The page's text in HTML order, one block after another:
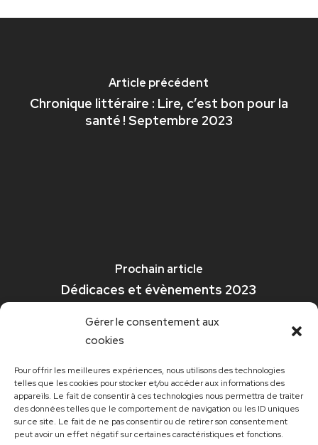
Gérer le consentement aux
cookies
Pour offrir les meilleures expériences, nous utilisons des technologies
telles que les cookies pour stocker et/ou accéder aux informations des
appareils. Le fait de consentir à ces technologies nous permettra de traiter
des données telles que le comportement de navigation ou les ID uniques
sur ce site. Le fait de ne pas consentir ou de retirer son consentement
peut avoir un effet négatif sur certaines caractéristiques et fonctions.
Article précédent
Chronique littéraire : Lire, c’est bon pour la
santé ! Septembre 2023
Prochain article
Dédicaces et évènements 2023